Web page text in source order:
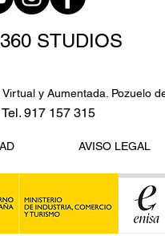
STUDIOS
y Aumentada. Pozuelo
Tel. 917 157 315
AVISO LEGAL